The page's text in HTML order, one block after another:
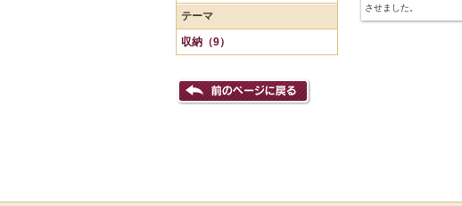
テーマ
収納（9）
させました。